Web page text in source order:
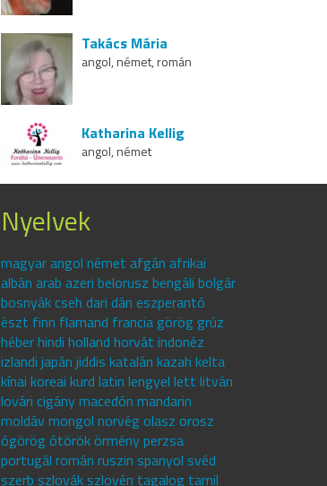
Takács Mária
angol, német, román
Katharina Kellig
angol, német
Nyelvek
magyar angol német afgán afrikai
albán arab azeri belorusz bengáli bolgár
bosnyák cseh dari dán eszperantó
észt finn flamand francia görög grúz
héber hindi holland horvát indonéz
izlandi japán jiddis katalán kazah kelta
kínai koreai kurd latin lengyel lett litván
lovári cigány macedón mandarin
moldáv mongol norvég olasz orosz
ógörög ótörök örmény perzsa
portugál román ruszin spanyol svéd
szerb szlovák szlovén tagalog tamil